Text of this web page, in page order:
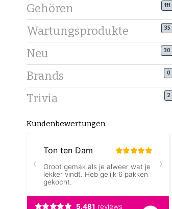
Gehören 111
Wartungsprodukte 35
Neu 30
Brands 0
Trivia 2
Kundenbewertungen